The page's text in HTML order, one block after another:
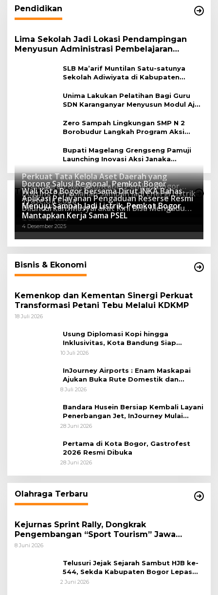
Pendidikan
Lima Sekolah Jadi Lokasi Pendampingan
Menyusun Administrasi Pembelajaran
SLB Ma’arif Muntilan Satu-satunya
Sekolah Adiwiyata di Kabupaten
Unima Lakukan Pelatihan Bagi Guru
SDN Karanganyar Menyusun Modul Ajar
Zero Sampah Lingkungan SMP N 2
Borobudur Langkah Program Aksi
Bupati Magelang Grengseng Pamuji
Launching Inovasi Aksi Janaka
Program Sekolah Adiwiyata
Teknologi
Perkuat Tata Kelola Aset Daerah yang
Transparan dan Akuntabel Pemkot Bogor
Luncurkan SIMASDA
8 Juli 2026
Dorong Salusi Regional, Pemkot Bogor
Dukung Pengolahan Sampah Jadi Energi Listrik
8 April 2026
Wali Kota Bogor bersama Dirut INKA Bahas
Trase Uji Coba
7 Januari 2026
Aplikasi Pelayanan Pengaduan Reserse Resmi
Diluncurkan: Masyarakat Kini Bisa Mengadu
Lebih Cepat, Mudah, dan Terintegrasi
12 Desember 2025
Menuju Sampah Jadi Listrik, Pemkot Bogor
Mantapkan Kerja Sama PSEL
4 Desember 2025
Bisnis & Ekonomi
Kemenkop dan Kementan Sinergi Perkuat
Transformasi Petani Tebu Melalui KDKMP
18 Juli 2026
Usung Diplomasi Kopi hingga
Inklusivitas, Kota Bandung Siap
Sambut 25 Duta Besar di Festival Asia
10 Juli 2026
InJourney Airports : Enam Maskapai
Ajukan Buka Rute Domestik dan
Internasional dari Bandara Husein
8 Juli 2026
Bandara Husein Bersiap Kembali Layani
Penerbangan Jet, InJourney Mulai
Tahap Optimalisasi
28 Juni 2026
Pertama di Kota Bogor, Gastrofest
2026 Resmi Dibuka
28 Juni 2026
Olahraga Terbaru
Kejurnas Sprint Rally, Dongkrak
Pengembangan “Sport Tourism” Jawa
Tengah
8 Juni 2026
Telusuri Jejak Sejarah Sambut HJB ke-
544, Sekda Kabupaten Bogor Lepas
Gowes Napak Tilas Bogor
2 Juni 2026